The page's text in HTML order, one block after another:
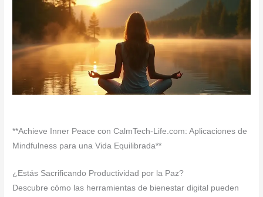
**Achieve Inner Peace con CalmTech-Life.com: Aplicaciones de
Mindfulness para una Vida Equilibrada**
¿Estás Sacrificando Productividad por la Paz?
Descubre cómo las herramientas de bienestar digital pueden